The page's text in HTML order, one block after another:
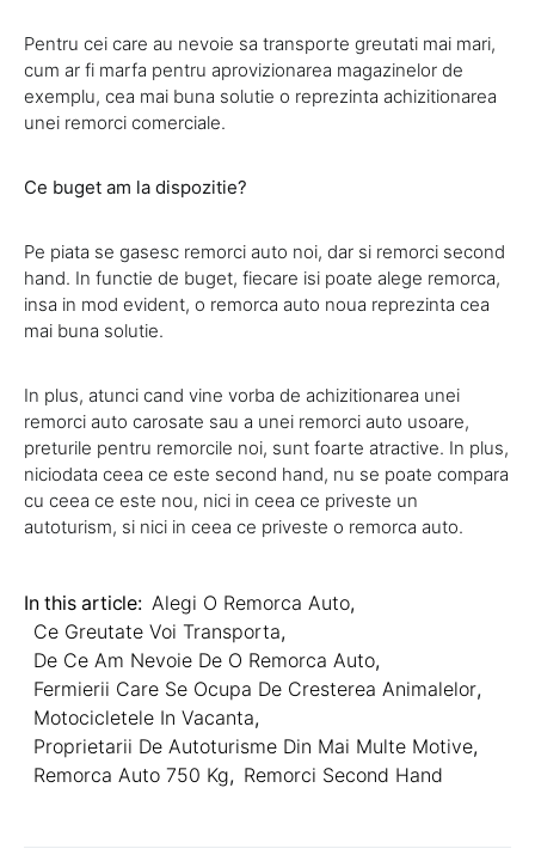
Pentru cei care au nevoie sa transporte greutati mai mari,
cum ar fi marfa pentru aprovizionarea magazinelor de
exemplu, cea mai buna solutie o reprezinta achizitionarea
unei remorci comerciale.
Ce buget am la dispozitie?
Pe piata se gasesc remorci auto noi, dar si remorci second
hand. In functie de buget, fiecare isi poate alege remorca,
insa in mod evident, o remorca auto noua reprezinta cea
mai buna solutie.
In plus, atunci cand vine vorba de achizitionarea unei
remorci auto carosate sau a unei remorci auto usoare,
preturile pentru remorcile noi, sunt foarte atractive. In plus,
niciodata ceea ce este second hand, nu se poate compara
cu ceea ce este nou, nici in ceea ce priveste un
autoturism, si nici in ceea ce priveste o remorca auto.
In this article: Alegi O Remorca Auto,
Ce Greutate Voi Transporta,
De Ce Am Nevoie De O Remorca Auto,
Fermierii Care Se Ocupa De Cresterea Animalelor,
Motocicletele In Vacanta,
Proprietarii De Autoturisme Din Mai Multe Motive,
Remorca Auto 750 Kg, Remorci Second Hand